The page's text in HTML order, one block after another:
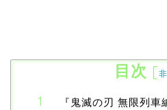
目次 [
『鬼滅の刃 無限列